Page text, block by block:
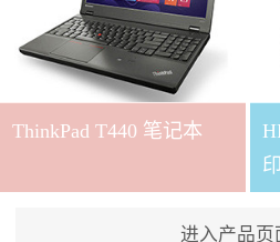
ThinkPad T440 笔记本
进入产品页